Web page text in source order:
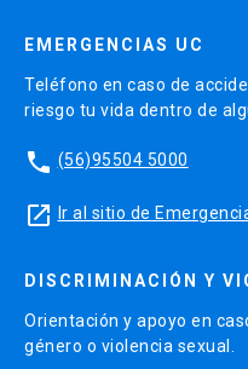
EMERGENCIAS UC
Teléfono en caso de
riesgo tu vida dentro de
phone (56)95504 5000
launch Ir al sitio de
DISCRIMINACIÓN Y
Orientación y apoyo en
género o violencia sexual.